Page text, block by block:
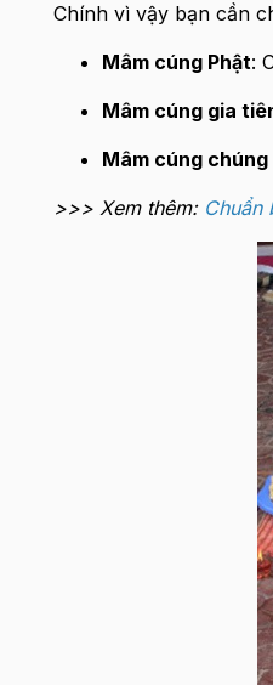
Chính vì vậy bạn cần
Mâm cúng Phật:
Mâm cúng gia
Mâm cúng chúng
>>> Xem thêm: Chuẩn